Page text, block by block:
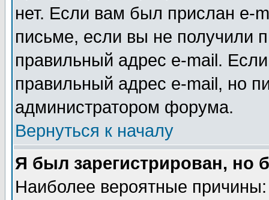
нет. Если вам был прислан e-
письме, если вы не получили
правильный адрес e-mail.
правильный адрес e-mail, но
администратором форума.
Вернуться к началу
Я был зарегистрирован, но
Наиболее вероятные